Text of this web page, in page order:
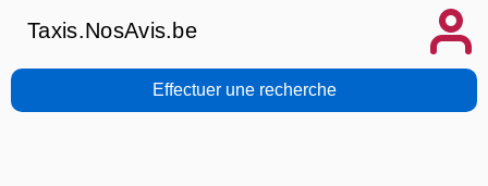
Taxis.NosAvis.be
Effectuer une recherche